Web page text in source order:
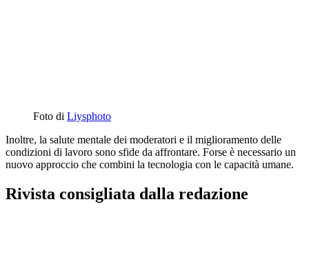
Foto di Liysphoto
Inoltre, la salute mentale dei moderatori e il miglioramento delle
condizioni di lavoro sono sfide da affrontare. Forse è necessario un
nuovo approccio che combini la tecnologia con le capacità umane.
Rivista consigliata dalla redazione